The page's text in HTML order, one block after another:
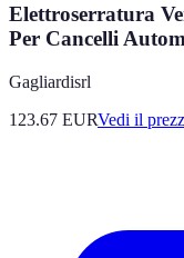
Elettroserratura
Per Cancelli
Gagliardisrl
123.67 EURVedi il